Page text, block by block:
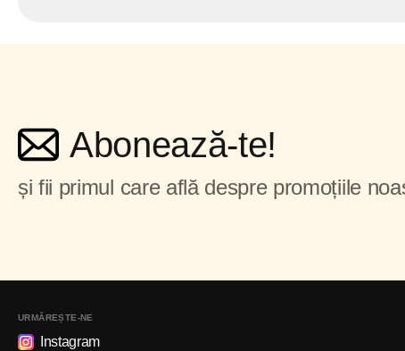
Abonează-te!
și fii primul care află despre promoțiile
URMĂREȘTE-NE
Instagram